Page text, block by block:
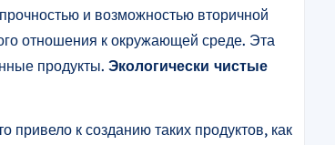
и возможностью вторичной
отношения к окружающей среде. Эта
продукты. Экологически чистые
привело к созданию таких продуктов, как